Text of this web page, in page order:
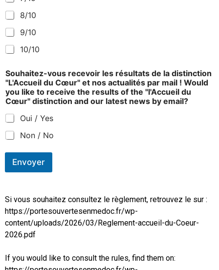
8/10
9/10
10/10
Souhaitez-vous recevoir les résultats de la distinction
"L'Accueil du Cœur" et nos actualités par mail ! Would
you like to receive the results of the "l'Accueil du
Cœur" distinction and our latest news by email?
Oui / Yes
Non / No
Envoyer
Si vous souhaitez consultez le règlement, retrouvez le sur :
https://portesouvertesenmedoc.fr/wp-
content/uploads/2026/03/Reglement-accueil-du-Coeur-
2026.pdf
If you would like to consult the rules, find them on: